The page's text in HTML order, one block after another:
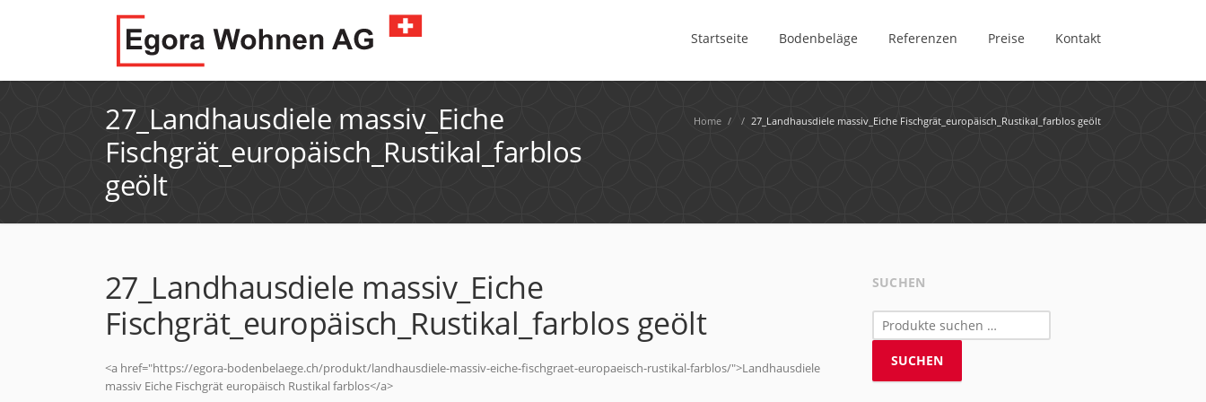
Startseite Bodenbeläge Referenzen Preise Kontakt
Home / / 27_Landhausdiele massiv_Eiche Fischgrät_europäisch_Rustikal_farblos geölt
27_Landhausdiele massiv_Eiche
Fischgrät_europäisch_Rustikal_farblos
geölt
27_Landhausdiele massiv_Eiche
Fischgrät_europäisch_Rustikal_farblos geölt
<a href="https://egora-bodenbelaege.ch/produkt/landhausdiele-massiv-eiche-fischgraet-europaeisch-rustikal-farblos/">Landhausdiele
massiv Eiche Fischgrät europäisch Rustikal farblos</a>
SUCHEN
Suchen
nach:
SUCHEN